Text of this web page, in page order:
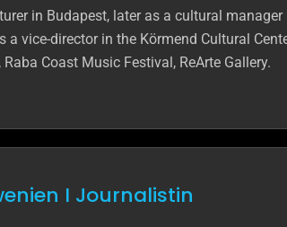
in Budapest, later as a cultural
a vice-director in the Körmend Cultural
Coast Music Festival, ReArte Gallery.
I Journalistin